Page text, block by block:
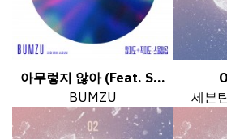
아무렇지 않아 (Feat. S...
BUMZU
세븐